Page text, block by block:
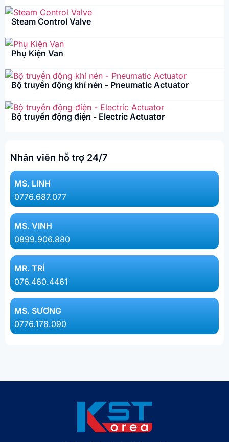
Steam Control Valve
Phụ Kiện Van
Bộ truyền động khí nén - Pneumatic Actuator
Bộ truyền động điện - Electric Actuator
Nhân viên hỗ trợ 24/7
MS. LINH​
0776.687.077​
MS. VINH
0899.906.880
MR. TRÍ
076.460.4461
MS. SƯƠNG
0776.178.090